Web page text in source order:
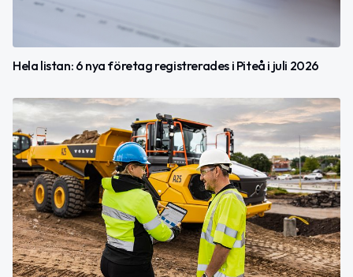
Hela listan: 6 nya företag registrerades i Piteå i juli 2026